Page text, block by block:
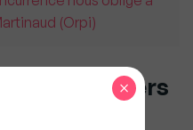
(Orpi)
tournée vers
×